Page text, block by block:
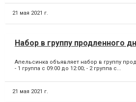
21 мая 2021 г.
Набор в группу продленного
Апельсинка объявляет набор в группу
- 1 группа с 09:00 до 12:00; - 2 группа c...
21 мая 2021 г.